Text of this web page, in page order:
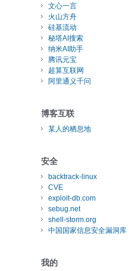
文心一言
火山方舟
硅基流动
秘塔AI搜索
纳米AI助手
腾讯元宝
超算互联网
阿里通义千问
博客互联
某人的栖息地
安全
backtrack-linux
CVE
exploit-db.com
sebug.net
shell-storm.org
中国国家信息安全漏洞库
我的